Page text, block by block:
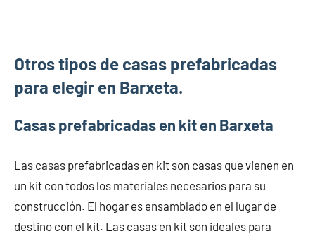
Otros tipos de casas prefabricadas
para elegir en Barxeta.
Casas prefabricadas en kit en Barxeta
Las casas prefabricadas en kit son casas que vienen en
un kit con todos los materiales necesarios para su
construcción. El hogar es ensamblado en el lugar de
destino con el kit. Las casas en kit son ideales para